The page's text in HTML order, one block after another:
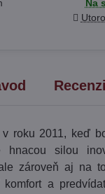
Na
roku 2011, keď
hnacou silou
zároveň aj na
komfort a